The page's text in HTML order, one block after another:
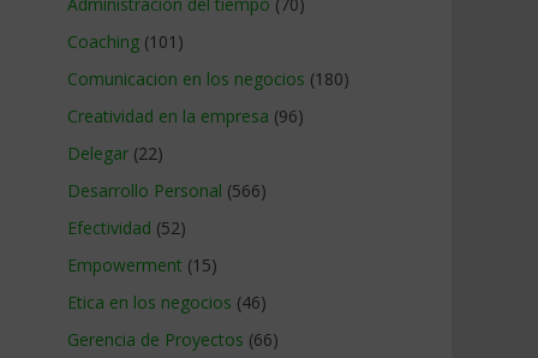
Coaching (101)
Comunicacion en los negocios (180)
Creatividad en la empresa (96)
Delegar (22)
Desarrollo Personal (566)
Efectividad (52)
Empowerment (15)
Etica en los negocios (46)
Gerencia de Proyectos (66)